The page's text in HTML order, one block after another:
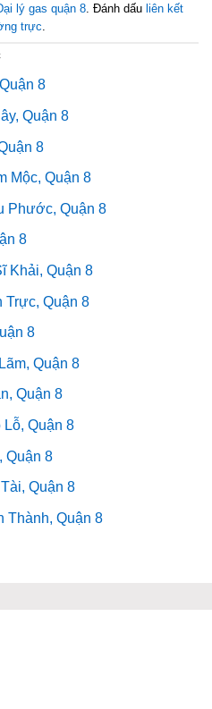
lý gas quận 8 . Đánh dấu liên kết
trực
8
Quận 8
8
Mộc, Quận 8
Phước, Quận 8
8
Khải, Quận 8
Quận 8
8
Quận 8
Quận 8
Quận 8
Quận 8
Quận 8
Thành, Quận 8